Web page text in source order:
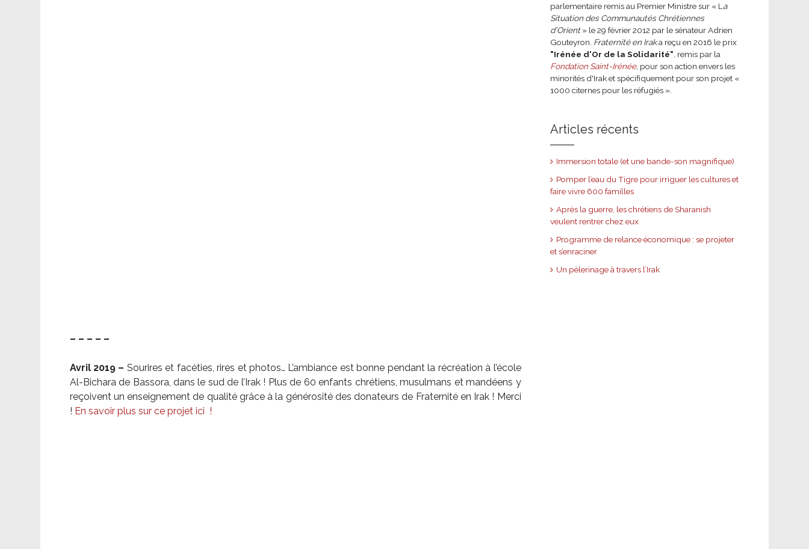
– – – – –
Avril 2019 – Sourires et facéties, rires et photos… L’ambiance est bonne pendant la récréation à l’école
Al-Bichara de Bassora, dans le sud de l’Irak ! Plus de 60 enfants chrétiens, musulmans et mandéens y
reçoivent un enseignement de qualité grâce à la générosité des donateurs de Fraternité en Irak ! Merci
! En savoir plus sur ce projet ici !
parlementaire remis au Premier Ministre sur « L a
Situation des Communautés Chrétiennes
d’Orient» le 29 février 2012 par le sénateur Adrien
Gouteyron. Fraternité en Iraka reçu en 2016 le prix
"Irénée d'Or de la Solidarité" , remis par la
Fondation Saint-Irénée, pour son action envers les
minorités d'Irak et spécifiquement pour son projet «
1000 citernes pour les réfugiés ».
Articles récents
Immersion totale (et une bande-son magnifique)
Pomper l’eau du Tigre pour irriguer les cultures et
faire vivre 600 familles
Après la guerre, les chrétiens de Sharanish
veulent rentrer chez eux
Programme de relance économique : se projeter
et s’enraciner
Un pèlerinage à travers l’Irak